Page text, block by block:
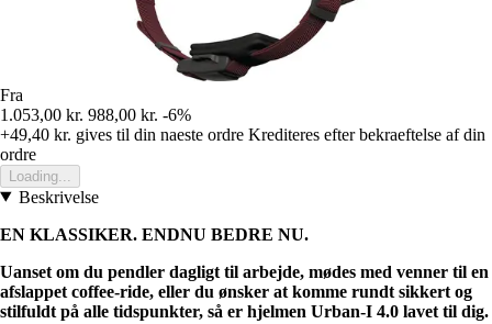
Fra
1.053,00 kr. 988,00 kr. -6%
+49,40 kr. gives til din naeste ordre Krediteres efter bekraeftelse af din
ordre
Loading...
Beskrivelse
EN KLASSIKER. ENDNU BEDRE NU.
Uanset om du pendler dagligt til arbejde, mødes med venner til en
afslappet coffee-ride, eller du ønsker at komme rundt sikkert og
stilfuldt på alle tidspunkter, så er hjelmen Urban-I 4.0 lavet til dig.